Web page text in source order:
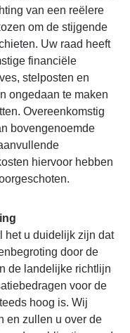
van een reëlere
om de stijgende
Uw raad heeft
financiële
stelposten en
ongedaan te maken
Overeenkomstig
bovengenoemde
hiervoor hebben
het u duidelijk zijn dat
door de
de landelijke richtlijn
voor de
hoog is. Wij
en zullen u over de